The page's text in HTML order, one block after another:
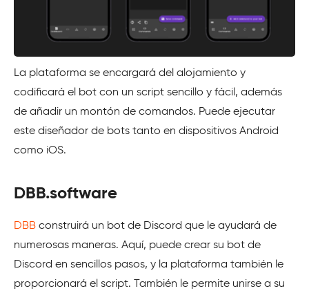
La plataforma se encargará del alojamiento y
codificará el bot con un script sencillo y fácil, además
de añadir un montón de comandos. Puede ejecutar
este diseñador de bots tanto en dispositivos Android
como iOS.
DBB.software
DBB construirá un bot de Discord que le ayudará de
numerosas maneras. Aquí, puede crear su bot de
Discord en sencillos pasos, y la plataforma también le
proporcionará el script. También le permite unirse a su